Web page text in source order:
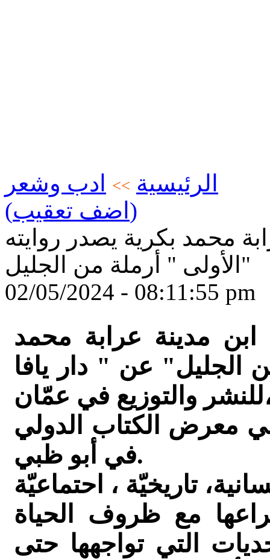
الرئيسية >>
ادب وشعر
(اضف تعقيب)
محمد بكرية يصدر روايته
الأولى " أرملة من الجليل"
02/05/2024 - 08:11:55 pm
مدينة عرابة محمد
الجليل" عن " دار يافا
عمّان،
معرض الكتاب الدولي
في أبو ظبي.
مع ظروف الحياة
التي تواجهها حتى